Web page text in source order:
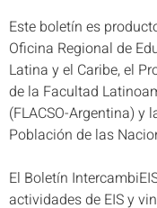
Este boletín es
Oficina Regional de
Latina y el Caribe, el
de la Facultad
(FLACSO-Argentina) y
Población de las
El Boletín
actividades de EIS y